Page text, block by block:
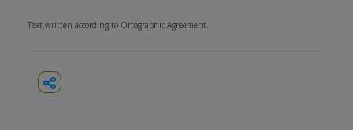
Text written according to Ortographic Agreement.